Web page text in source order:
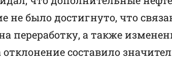
не было достигнуто, что
переработку, а также
отклонение составило